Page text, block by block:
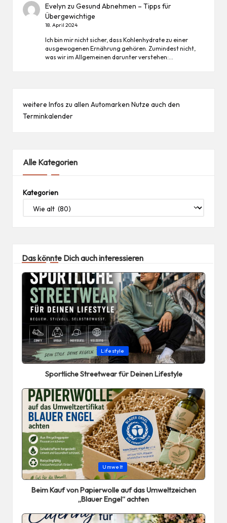
Evelyn zuGesund Abnehmen – Tipps für
Übergewichtige
18. April 2024
Ich bin mir nicht sicher, dass Kohlenhydrate zu einer
ausgewogenen Ernährung gehören. Zumindest nicht,
was wir im Allgemeinen darunter verstehen:…
weitere Infos zu allen Automarken Nutze auch den
Terminkalender
Alle Kategorien
Kategorien
Das könnte Dich auch interessieren
Posted
in
Lifestyle
Sportliche Streetwear für Deinen Lifestyle
Posted
in
Umwelt
Beim Kauf von Papierwolle auf das Umweltzeichen
„Blauer Engel“ achten